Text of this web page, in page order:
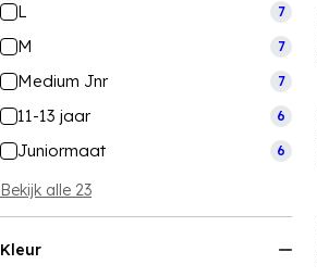
L 7
M 7
Medium Jnr 7
11-13 jaar 6
Juniormaat 6
Bekijk alle 23
Kleur